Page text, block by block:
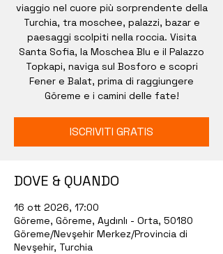
viaggio nel cuore più sorprendente della
Turchia, tra moschee, palazzi, bazar e
paesaggi scolpiti nella roccia. Visita
Santa Sofia, la Moschea Blu e il Palazzo
Topkapi, naviga sul Bosforo e scopri
Fener e Balat, prima di raggiungere
Göreme e i camini delle fate!
ISCRIVITI GRATIS
DOVE & QUANDO
16 ott 2026, 17:00
Göreme, Göreme, Aydınlı - Orta, 50180
Göreme/Nevşehir Merkez/Provincia di
Nevşehir, Turchia